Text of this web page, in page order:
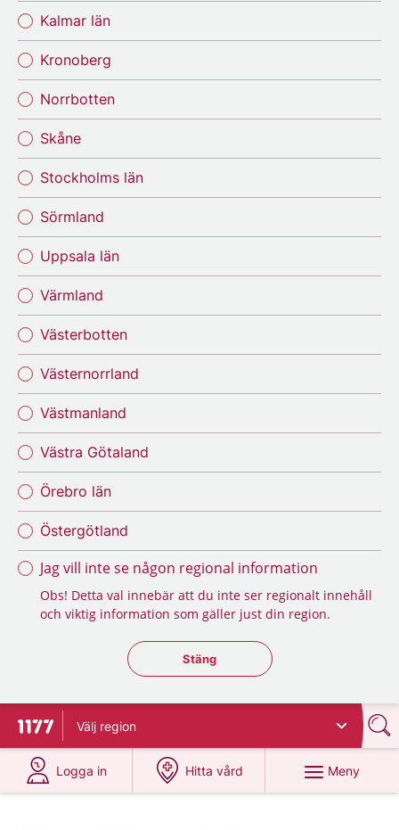
Kalmar län
Kronoberg
Norrbotten
Skåne
Stockholms län
Sörmland
Uppsala län
Värmland
Västerbotten
Västernorrland
Västmanland
Västra Götaland
Örebro län
Östergötland
Jag vill inte se någon regional information
Obs! Detta val innebär att du inte ser regionalt innehåll
och viktig information som gäller just din region.
Stäng regionsväljaren
Stäng
Till startsidan för 1177
Välj region
Logga in
på 1177.se
Hitta vård
på 1177.se
Meny